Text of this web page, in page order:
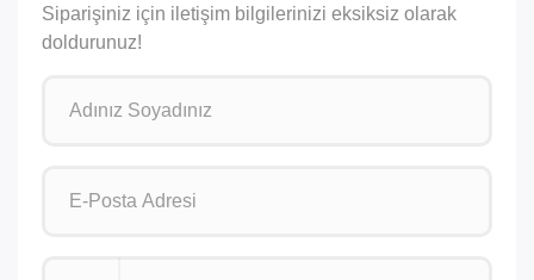
Siparişiniz için iletişim bilgilerinizi eksiksiz olarak
doldurunuz!